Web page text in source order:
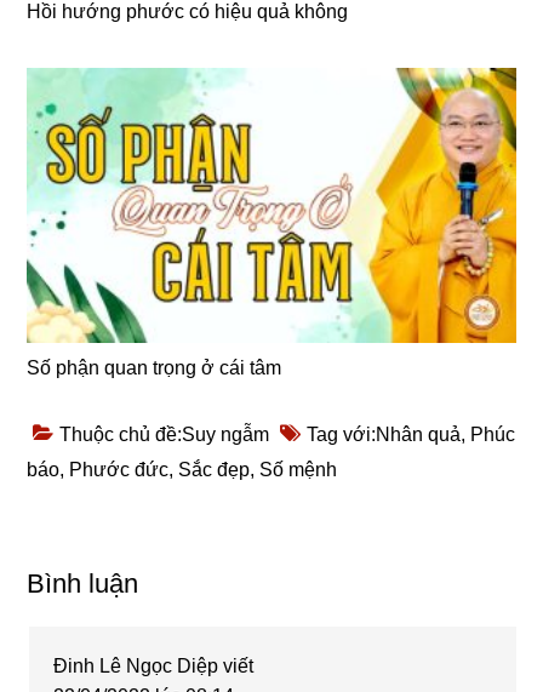
Hồi hướng phước có hiệu quả không
Số phận quan trọng ở cái tâm
Thuộc chủ đề:Suy ngẫm Tag với:Nhân quả, Phúc
báo, Phước đức, Sắc đẹp, Số mệnh
Reader
Bình luận
Đinh Lê Ngọc Diệp viết